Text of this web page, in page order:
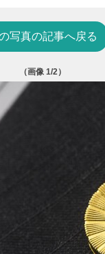
写真の記事へ戻る
（画像1/2）